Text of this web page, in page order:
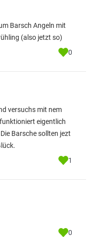
Barsch Angeln mit
(also jetzt so)
0
versuchs mit nem
eigentlich
Barsche sollten jezt
1
0